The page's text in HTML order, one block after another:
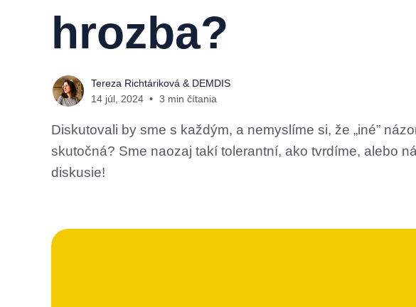
hrozba?
Tereza Richtáriková & DEMDIS
14 júl, 2024
3 min čítania
Diskutovali by sme s každým, a nemyslíme si, že „iné”
skutočná? Sme naozaj takí tolerantní, ako tvrdíme, alebo
diskusie!